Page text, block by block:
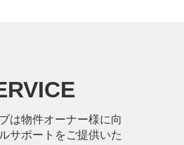
は物件オーナー様に向
サポートをご提供いた